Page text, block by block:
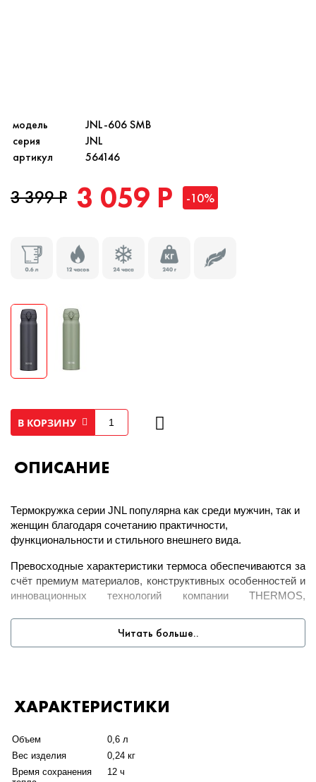
модель
JNL-606 SMB
серия
JNL
артикул
564146
3 399 Р 3 059 Р -10%
В КОРЗИНУ
ОПИСАНИЕ
Термокружка серии JNL популярна как среди мужчин, так и
женщин благодаря сочетанию практичности,
функциональности и стильного внешнего вида.
Превосходные характеристики термоса обеспечиваются за
счёт премиум материалов, конструктивных особенностей и
инновационных технологий компании THERMOS,
экологически чистых, долговечных и безопасных
Поэтому напитки сохраняются в термокружке не только
горячими или холодными, но и вкусными, и ароматными.
Колба и корпус производятся из пищевой нержавеющей
стали18/8AISI 304Stainless
Крышка-пробка – из сополимеров нового поколения,
Читать больше..
ХАРАКТЕРИСТИКИ
Объем
0,6 л
Вес изделия
0,24 кг
Время сохранения
12 ч